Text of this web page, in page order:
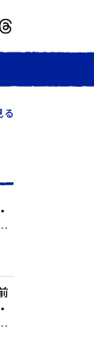
る